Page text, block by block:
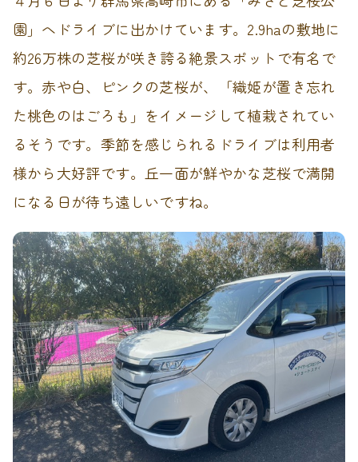
園」へドライブに出かけています。2.9haの敷地に
約26万株の芝桜が咲き誇る絶景スポットで有名で
す。赤や白、ピンクの芝桜が、「織姫が置き忘れ
た桃色のはごろも」をイメージして植栽されてい
るそうです。季節を感じられるドライブは利用者
様から大好評です。丘一面が鮮やかな芝桜で満開
になる日が待ち遠しいですね。